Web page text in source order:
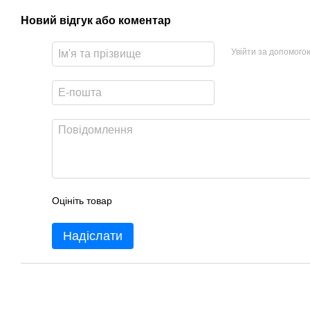
Новий відгук або коментар
Увійти за
Оцініть товар
Надіслати